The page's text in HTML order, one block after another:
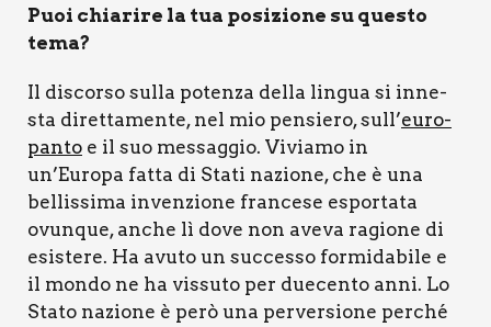
Puoi chia­ri­re la tua posi­zio­ne su que­sto
tema?
Il discor­so sul­la poten­za del­la lin­gua si inne­
sta diret­ta­men­te, nel mio pen­sie­ro, sull’euro­
pan­to e il suo mes­sag­gio. Vivia­mo in
un’Europa fat­ta di Sta­ti nazio­ne, che è una
bel­lis­si­ma inven­zio­ne fran­ce­se espor­ta­ta
ovun­que, anche lì dove non ave­va ragio­ne di
esi­ste­re. Ha avu­to un suc­ces­so for­mi­da­bi­le e
il mon­do ne ha vis­su­to per due­cen­to anni. Lo
Sta­to nazio­ne è però una per­ver­sio­ne per­ché